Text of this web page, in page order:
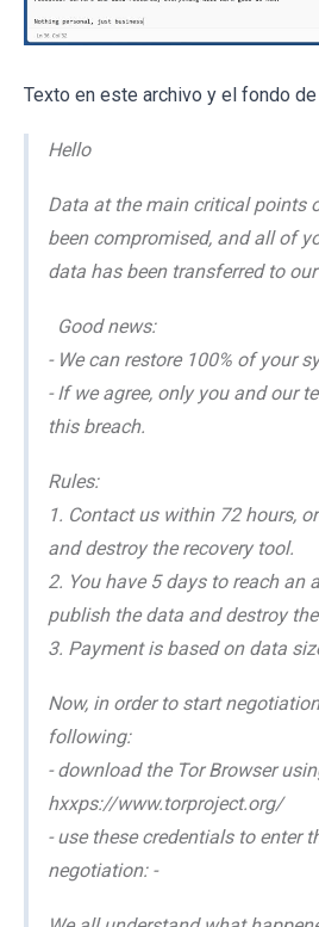
Texto en este archivo y el fondo de
Hello
Data at the main critical points
been compromised, and all of
data has been transferred to our
Good news:
- We can restore 100% of your
- If we agree, only you and our
this breach.
Rules:
1. Contact us within 72 hours,
and destroy the recovery tool.
2. You have 5 days to reach an
publish the data and destroy
3. Payment is based on data
Now, in order to start
following:
- download the Tor Browser
hxxps://www.torproject.org/
- use these credentials to enter
negotiation: -